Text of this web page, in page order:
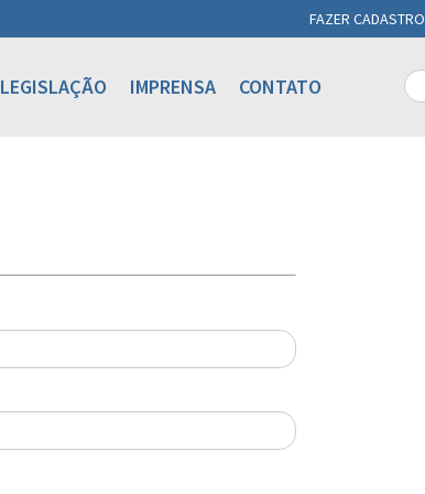
FAZER CADASTRO
LEGISLAÇÃO IMPRENSA CONTATO